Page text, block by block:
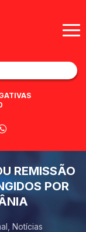
REMISSÃO
POR
Notícias